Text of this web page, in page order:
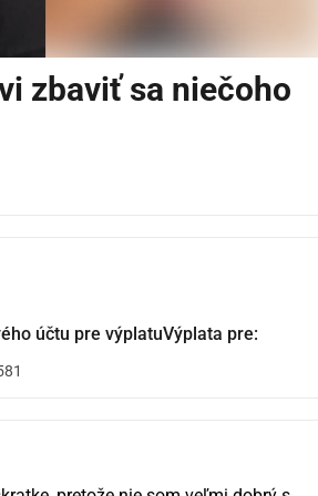
zbaviť sa niečoho
účtu pre výplatuVýplata pre: